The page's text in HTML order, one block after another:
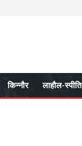
किन्नौर लाहौल-स्पीति